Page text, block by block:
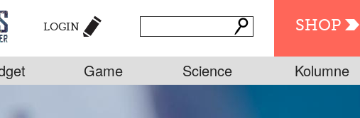
SHOP
LOGIN
Game Science Kolumne